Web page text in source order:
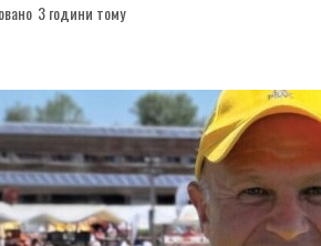
3 години тому